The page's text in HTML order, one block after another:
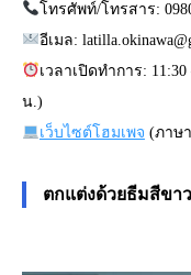
โทรศัพท์/โทรสาร:
อีเมล:
เวลาเปิดทำการ:
น.)
เว็บไซต์โฮมเพจ (ภาษ
ตกแต่งด้วยธีมสีขา